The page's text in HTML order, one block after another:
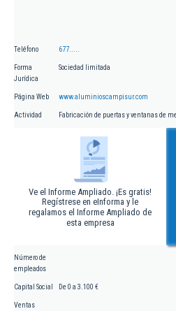
Teléfono 677.....
Forma
Jurídica
Sociedad limitada
Página Web www.aluminioscampisur.com
Actividad Fabricación de puertas y ventanas de
Ve el Informe Ampliado. ¡Es gratis!
Regístrese en eInforma y le
regalamos el Informe Ampliado de
esta empresa
Número de
empleados
Capital Social De 0 a 3.100 €
Ventas